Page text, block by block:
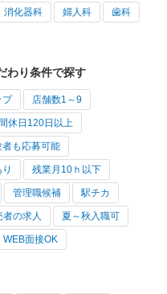
消化器科 婦人科 歯科
わり条件で探す
プ 店舗数1～9
休日120日以上
者も応募可能
残業月10ｈ以下
管理職候補 駅チカ
者の求人 夏～秋入職可
WEB面接OK